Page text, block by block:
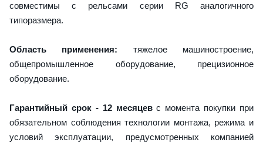
совместимы с рельсами серии RG аналогичного
типоразмера.
Область применения: тяжелое машиностроение,
общепромышленное оборудование, прецизионное
оборудование.
Гарантийный срок - 12 месяцевс момента покупки при
обязательном соблюдения технологии монтажа, режима и
условий эксплуатации, предусмотренных компанией